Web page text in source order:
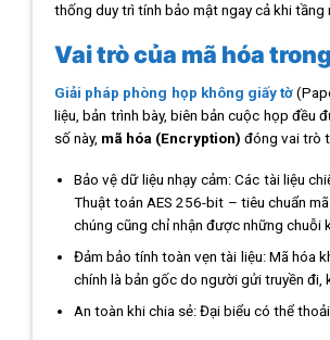
thống duy trì tính bảo mật ngay cả khi tầng
Vai trò của mã hóa
Giải pháp phòng họp không giấy tờ
liệu, bản trình bày, biên bản cuộc họp
số này, mã hóa (Encryption) đóng vai trò
Bảo vệ dữ liệu nhạy cảm: Các tài liệu
Thuật toán AES 256-bit – tiêu chuẩn
chúng cũng chỉ nhận được những chuỗi
Đảm bảo tính toàn vẹn tài liệu: Mã hóa
chính là bản gốc do người gửi truyền
An toàn khi chia sẻ: Đại biểu có thể